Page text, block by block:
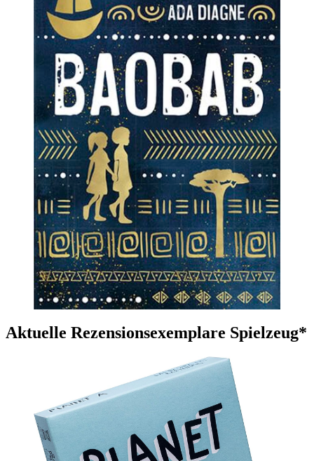
Aktuelle Rezensionsexemplare Spielzeug*